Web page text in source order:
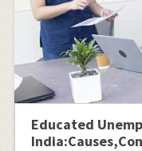
Educated